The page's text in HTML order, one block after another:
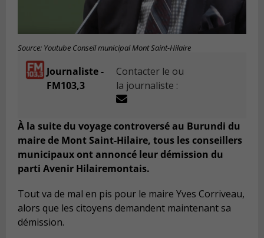
Source: Youtube Conseil municipal Mont Saint-Hilaire
Journaliste -
FM103,3
Contacter le ou
la journaliste :
À la suite du voyage controversé au Burundi du
maire de Mont Saint-Hilaire, tous les conseillers
municipaux ont annoncé leur démission du
parti Avenir Hilairemontais.
Tout va de mal en pis pour le maire Yves Corriveau,
alors que les citoyens demandent maintenant sa
démission.